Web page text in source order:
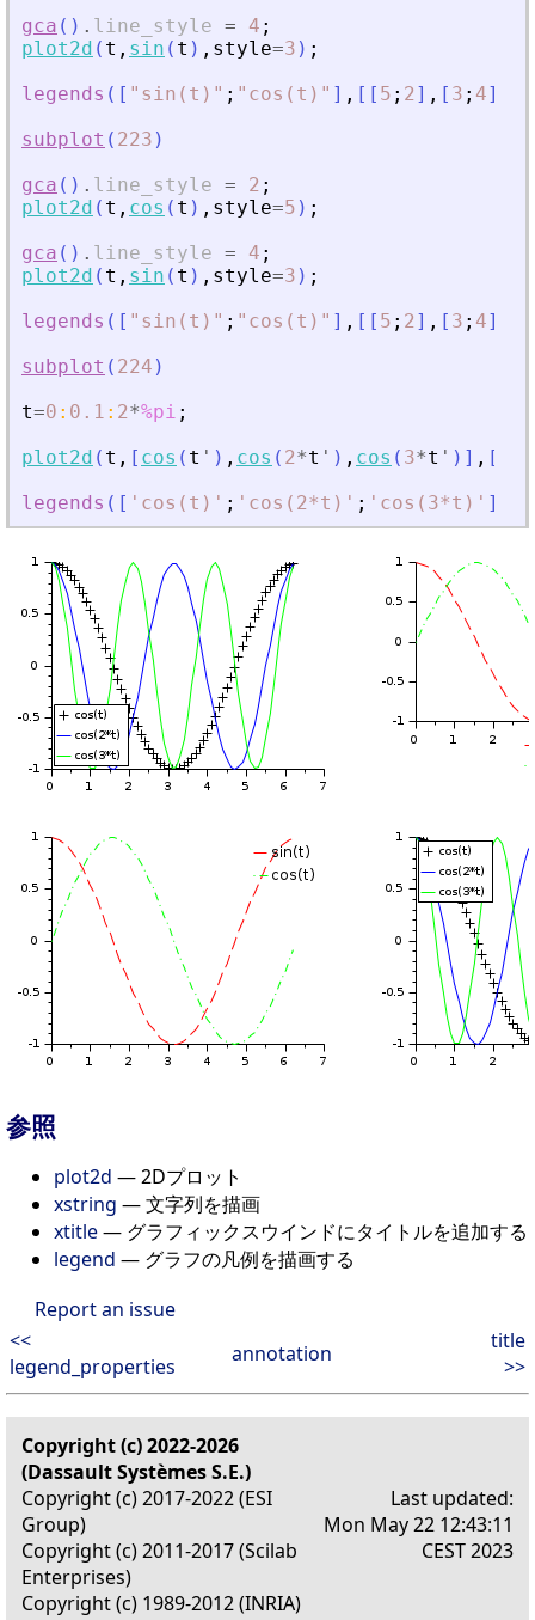
gca ( ) . line_style = 4 ;
plot2d ( t , sin ( t ) , style=3 ) ;
legends ( [ " sin(t) " ; " cos(t) " ] , [ [ 5 ; 2] , [ 3 ; 4]
subplot ( 223 )
gca ( ) . line_style = 2 ;
plot2d ( t , cos ( t ) , style=5 ) ;
gca ( ) . line_style = 4 ;
plot2d ( t , sin ( t ) , style=3 ) ;
legends ( [ " sin(t) " ; " cos(t) " ] , [ [ 5 ; 2] , [ 3 ; 4]
subplot ( 224 )
t=0 : 0.1 : 2*%pi ;
plot2d ( t , [ cos ( t ' ) , cos ( 2*t ' ) , cos ( 3*t ' ) ] , [
legends ( [ ' cos(t) ' ; ' cos(2*t) ' ; ' cos(3*t) ' ]
参照
plot2d — 2Dプロット
xstring — 文字列を描画
xtitle— グラフィックスウインドにタイトルを追加する
legend — グラフの凡例を描画する
Report an issue
<<
legend_properties
annotation
title
>>
Copyright (c) 2022-2026
(Dassault Systèmes S.E.)
Copyright (c) 2017-2022 (ESI
Group)
Copyright (c) 2011-2017 (Scilab
Enterprises)
Copyright (c) 1989-2012 (INRIA)
Last updated:
Mon May 22 12:43:11
CEST 2023